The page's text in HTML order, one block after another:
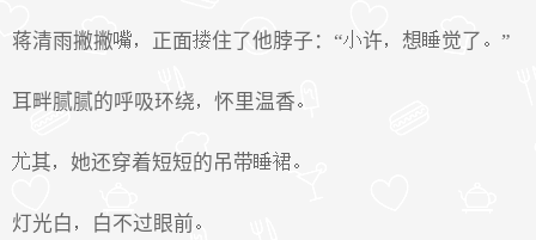
蒋清雨撇撇 正面 住了他脖子：“ 许 想 觉了 ”
耳畔腻腻的呼吸环绕 怀里温香
其 她还穿着短短的吊带
灯光白 白不过眼前